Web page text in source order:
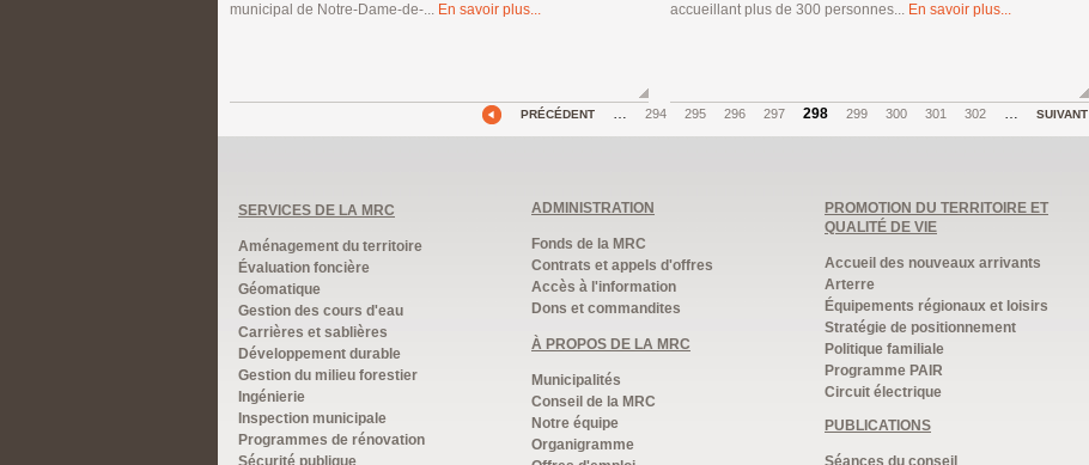
municipal de Notre-Dame-de-... En savoir plus...
accueillant plus de 300 personnes... En savoir plus...
PRÉCÉDENT … 294 295 296 297 298 299 300 301 302 … SUIVANT
SERVICES DE LA MRC
Aménagement du territoire
Évaluation foncière
Géomatique
Gestion des cours d'eau
Carrières et sablières
Développement durable
Gestion du milieu forestier
Ingénierie
Inspection municipale
Programmes de rénovation
Sécurité publique
ADMINISTRATION
Fonds de la MRC
Contrats et appels d'offres
Accès à l'information
Dons et commandites
À PROPOS DE LA MRC
Municipalités
Conseil de la MRC
Notre équipe
Organigramme
PROMOTION DU TERRITOIRE ET
QUALITÉ DE VIE
Accueil des nouveaux arrivants
Arterre
Équipements régionaux et loisirs
Stratégie de positionnement
Politique familiale
Programme PAIR
Circuit électrique
PUBLICATIONS
Séances du conseil